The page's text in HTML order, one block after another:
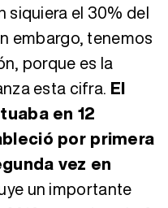
siquiera el 30% del
embargo, tenemos
porque es la
esta cifra. El
en 12
por primera
vez en
un importante